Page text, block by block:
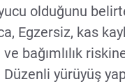
olduğunu
Egzersiz, kas
bağımlılık
yürüyüş